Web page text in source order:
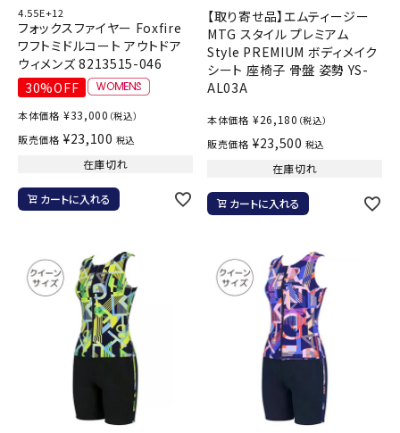
4.55E+12
フォックスファイヤー Foxfire
ワフトミドルコート アウトドア
ウィメンズ 8213515-046
30%OFF
本体価格 ¥33,000 （税込）
販売価格 ¥23,100 税込
在庫切れ
カートに入れる
【取り寄せ品】エムティージー
MTG スタイル プレミアム
Style PREMIUM ボディメイク
シート 座椅子 骨盤 姿勢 YS-
AL03A
本体価格 ¥26,180 （税込）
販売価格 ¥23,500 税込
在庫切れ
カートに入れる